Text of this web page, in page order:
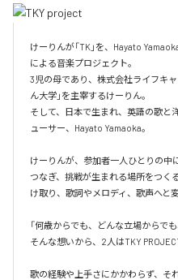
けーりんが「TK」を、Hayato
による音楽プロジェクト。
3児の母であり、株式会社ライフキ
ん大学」を主宰するけーりん。
そして、日本で生まれ、英語の歌と
ューサー、Hayato Yamaoka。
けーりんが、参加者一人ひとりの中
つなぎ、挑戦が生まれる場所をつく
け取り、歌詞やメロディ、歌声へと
「何歳からでも、どんな立場からで
そんな想いから、2人はTKY
歌の経験や上手さにかかわらず、そ